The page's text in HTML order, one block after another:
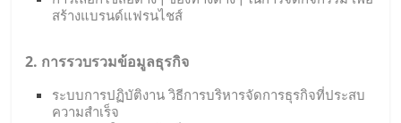
สร้างแบรนด์แฟรนไชส์
2. การรวบรวมข้อมูลธุรกิจ
ระบบการปฏิบัติงาน วิธีการบริหารจัดการธุรกิจที่ประสบ
ความสำเร็จ